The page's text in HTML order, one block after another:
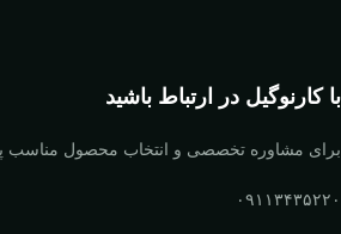
با کارنوگیل در ارتباط باشید
برای مشاوره تخصصی و انتخاب محصول مناسب
۰۹۱۱۳۴۳۵۲۲۰